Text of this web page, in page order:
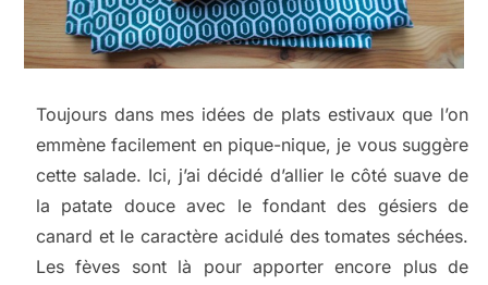
Toujours dans mes idées de plats estivaux que l’on
emmène facilement en pique-nique, je vous suggère
cette salade. Ici, j’ai décidé d’allier le côté suave de
la patate douce avec le fondant des gésiers de
canard et le caractère acidulé des tomates séchées.
Les fèves sont là pour apporter encore plus de